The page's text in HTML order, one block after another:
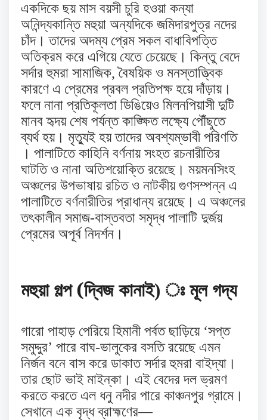
একদিকে ছয় মাস বয়সী চুরি হওয়া কন্যা
অনিন্দ্যকান্তি মহুয়া অন্যদিকে জমিদারপুত্র নদের
চাঁদ। তাদের অদম্য প্রেম সকল বাধাবিপত্তি
অতিক্রম করে এগিয়ে যেতে চেয়েছে। কিন্তু বেদে
সর্দার হুমরা সামাজিক, বৈষয়িক ও মনস্তাত্ত্বিক
কারণে এ প্রেমের প্রবল প্রতিপক্ষ হয়ে দাঁড়ায়।
ফলে নানা প্রতিকূলতা ডিঙিয়েও মিলনপিয়াসী দুটি
মানব হৃদয় শেষ পর্যন্ত কাঙ্ক্ষিত লক্ষ্যে পৌঁছুতে
ব্যর্থ হয়। মৃত্যুই হয় তাদের অবশ্যম্ভাবী পরিণতি
। পালাটিতে কাহিনি বর্ণনায় সংহত রচনারীতির
ঘাটতি ও নানা অতিশয়োক্তি রয়েছে। ময়মনসিংহ
অঞ্চলের উপভাষায় রচিত ও নাটকীয় গুণসম্পন্ন এ
পালাটিতে বর্ণনারীতির প্রাধান্য রয়েছে। এ অঞ্চলের
তৎকালীন সমাজ-বাস্তবতা সমৃদ্ধ পালাটি দুর্জয়
প্রেমের অপূর্ব নিদর্শন।
মহুয়া গল্প(দ্বিজ কানাই) ঃ মূল গদ্য
গারো পাহাড় পেরিয়ে হিমানী পর্বত ছাড়িয়ে ‘সপ্ত
সমুদ্দুর’ পারে বাঘ-ভালুকের বসতি রয়েছে এমন
নির্জন বনে বাস করে ডাকাত সর্দার হুমরা বাইদ্যা।
তার ছোট ভাই মাইন্‌কা। এই বেদের দল ভ্রমণ
করতে করতে এল ধনু নদীর পারে কাঞ্চনপুর গ্রামে।
সেখানে এক বৃদ্ধ ব্রাহ্মণের—